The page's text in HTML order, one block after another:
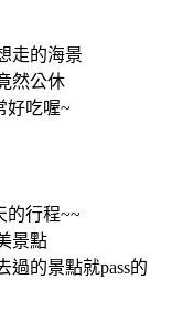
走的海景
然公休
好吃喔~
的行程~~
景點
過的景點就pass的